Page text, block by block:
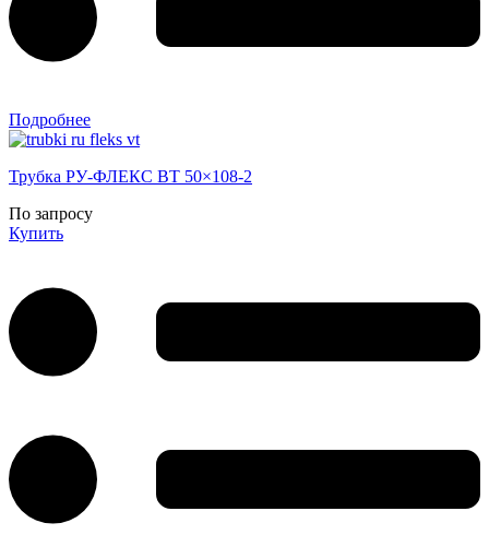
Подробнее
Трубка РУ-ФЛЕКС ВТ 50×108-2
По запросу
Купить